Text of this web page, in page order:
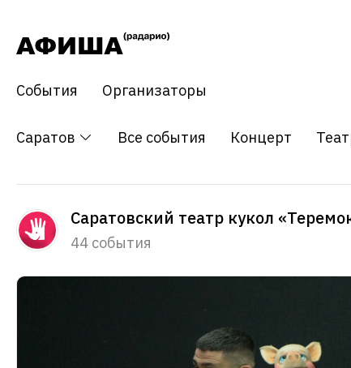
События Организаторы
Саратов Все события Концерт
Саратовский театр кукол
44 события